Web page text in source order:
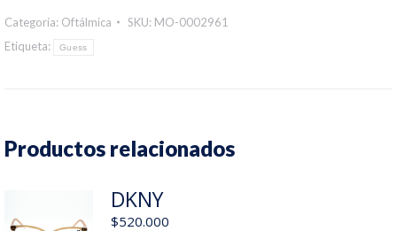
Categoría: Oftálmica SKU: MO-0002961
Etiqueta:
Guess
Productos relacionados
DKNY
$520.000